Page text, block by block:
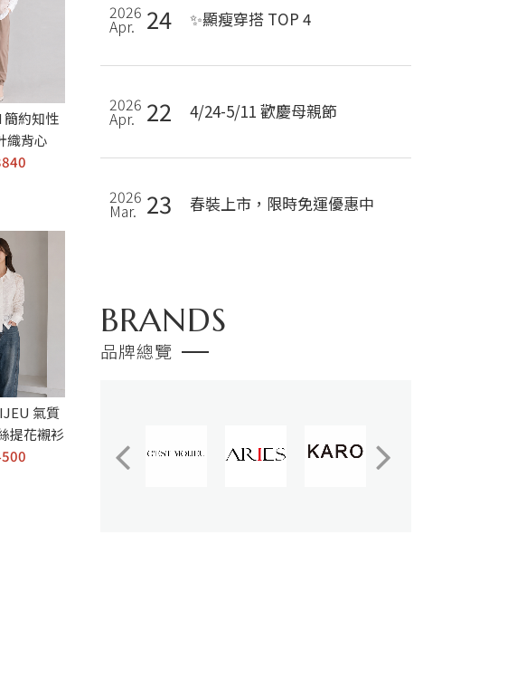
約知性
織背心
氣質
提花襯衫
2026
Apr. 24 ✨顯瘦穿搭 TOP 4
2026
Apr. 22 4/24-5/11 歡慶母親節
2026
Mar. 23 春裝上市，限時免運優惠中
BRANDS
品牌總覽